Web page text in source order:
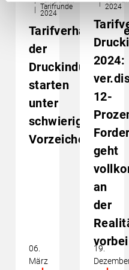
Tarifrunde
2024
der
Druckindustrie
starten
unter
schwierigen
Vorzeichen
06.
März
2024
2024:
12-
geht
an
der
vorbei
19.